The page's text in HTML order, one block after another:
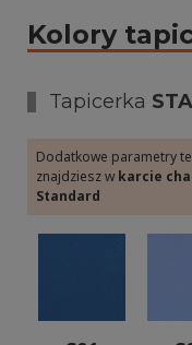
Kolory
Tapicerka
Dodatkowe parametry
znajdziesz w karcie
Standard